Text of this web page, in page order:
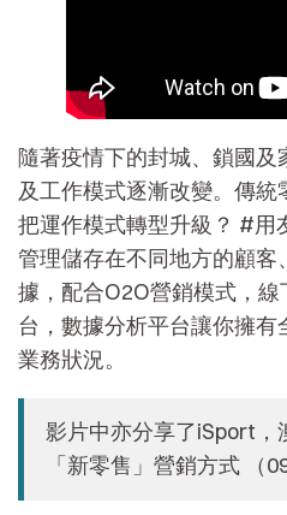
隨著疫情下的封城、鎖國
及工作模式逐漸改變。傳統
把運作模式轉型升級？ #用
管理儲存在不同地方的顧客
據，配合O2O營銷模式，
台，數據分析平台讓你擁
業務狀況。
影片中亦分享了iSport，
「新零售」營銷方式 （